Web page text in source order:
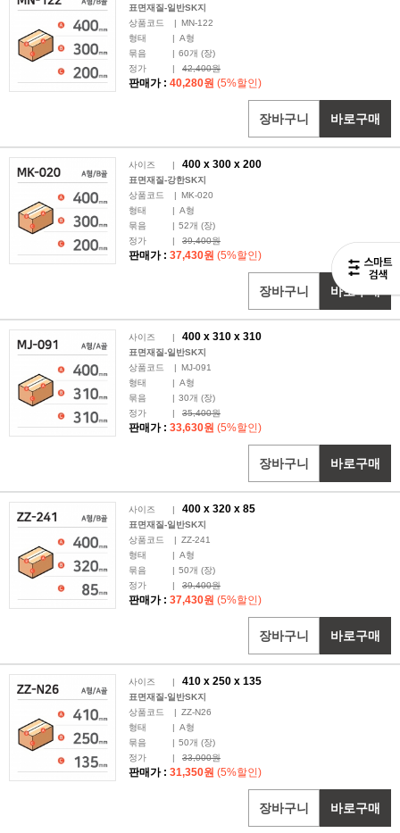
표면재질-일반SK지
상품코드
MN-122
형태
A형
묶음
60개 (장)
정가
42,400원
판매가 : 40,280원 (5%할인)
바로구매
장바구니
사이즈 400 x 300 x 200
표면재질-강한SK지
상품코드
MK-020
형태
A형
묶음
52개 (장)
정가
39,400원
판매가 : 37,430원 (5%할인)
바로구매
장바구니
사이즈 400 x 310 x 310
표면재질-일반SK지
상품코드
MJ-091
형태
A형
묶음
30개 (장)
정가
35,400원
판매가 : 33,630원 (5%할인)
바로구매
장바구니
사이즈 400 x 320 x 85
표면재질-일반SK지
상품코드
ZZ-241
형태
A형
묶음
50개 (장)
정가
39,400원
판매가 : 37,430원 (5%할인)
바로구매
장바구니
사이즈 410 x 250 x 135
표면재질-일반SK지
상품코드
ZZ-N26
형태
A형
묶음
50개 (장)
정가
33,000원
판매가 : 31,350원 (5%할인)
바로구매
장바구니